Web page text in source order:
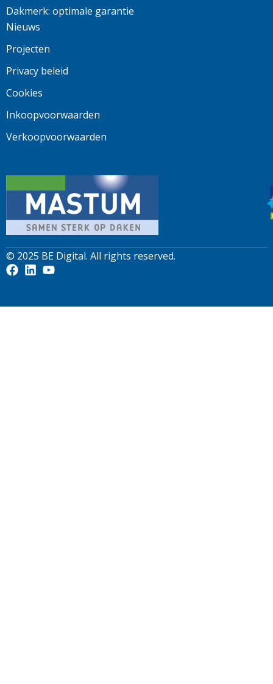
Dakmerk: optimale garantie
Nieuws
Projecten
Privacy beleid
Cookies
Inkoopvoorwaarden
Verkoopvoorwaarden
© 2025 BE Digital. All rights reserved.